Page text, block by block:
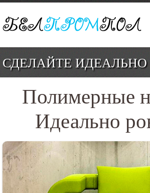
СДЕЛАЙТЕ
Полимерные
Идеально